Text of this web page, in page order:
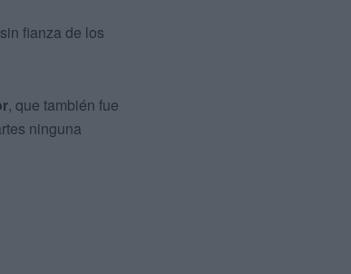
fianza de los
, que también fue
ninguna